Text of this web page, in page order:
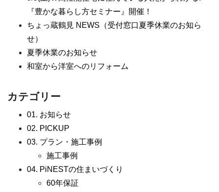
『豊かな暮らし方セミナー』開催！
ちょっ蔵鶴見 NEWS（受付窓口夏季休業のお知ら
せ）
夏季休業のお知らせ
和室から洋室へのリフォーム
カテゴリー
01. お知らせ
02. PICKUP
03. プラン・施工事例
施工事例
04. PiNESTの住まいづくり
60年保証